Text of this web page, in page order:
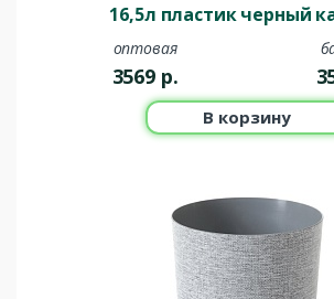
16,5л пластик черный
оптовая
3569 р.
В корзину